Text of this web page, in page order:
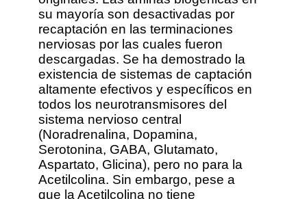
su mayoría son desactivadas por
recaptación en las terminaciones
nerviosas por las cuales fueron
descargadas. Se ha demostrado la
existencia de sistemas de captación
altamente efectivos y específicos en
todos los neurotransmisores del
sistema nervioso central
(Noradrenalina, Dopamina,
Serotonina, GABA, Glutamato,
Aspartato, Glicina), pero no para la
Acetilcolina. Sin embargo, pese a
que la Acetilcolina no tiene